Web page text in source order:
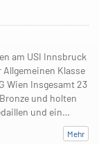
am USI Innsbruck
Klasse
Wien Insgesamt 23
und holten
und ein…
Mehr